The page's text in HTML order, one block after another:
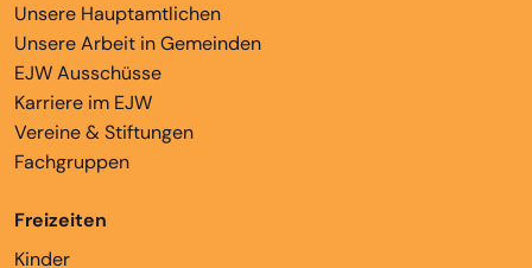
Unsere Hauptamtlichen
Unsere Arbeit in Gemeinden
EJW Ausschüsse
Karriere im EJW
Vereine & Stiftungen
Fachgruppen
Freizeiten
Kinder